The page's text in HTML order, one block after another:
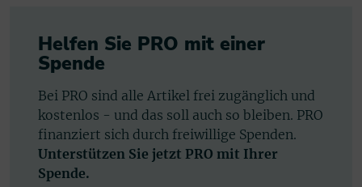
Helfen Sie PRO mit einer
Spende
Bei PRO sind alle Artikel frei zugänglich und
kostenlos - und das soll auch so bleiben. PRO
finanziert sich durch freiwillige Spenden.
Unterstützen Sie jetzt PRO mit Ihrer
Spende.